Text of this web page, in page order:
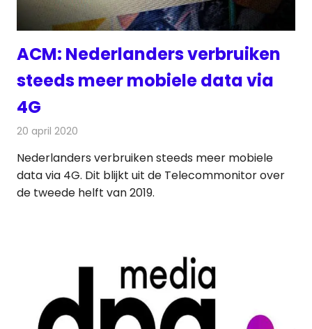
ACM: Nederlanders verbruiken
steeds meer mobiele data via
4G
20 april 2020
Nederlanders verbruiken steeds meer mobiele
data via 4G. Dit blijkt uit de Telecommonitor over
de tweede helft van 2019.